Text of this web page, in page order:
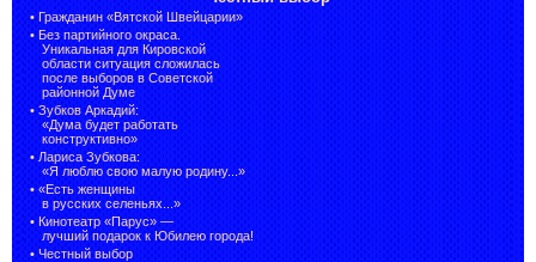
• Гражданин «Вятской Швейцарии»
• Без партийного окраса.
Уникальная для Кировской
области ситуация сложилась
после выборов в Советской
районной Думе
• Зубков Аркадий:
«Дума будет работать
конструктивно»
• Лариса Зубкова:
«Я люблю свою малую родину...»
• «Есть женщины
в русских селеньях...»
• Кинотеатр «Парус» —
лучший подарок к Юбилею города!
• Честный выбор